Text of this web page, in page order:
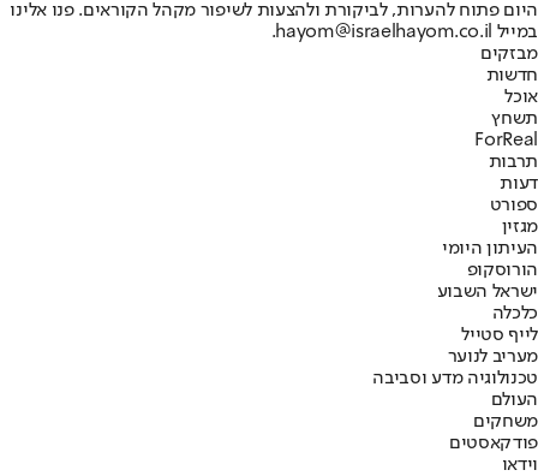
היום פתוח להערות, לביקורת ולהצעות לשיפור מקהל הקוראים. פנו אלינו
במייל hayom@israelhayom.co.il.
מבזקים
חדשות
אוכל
תשחץ
ForReal
תרבות
דעות
ספורט
מגזין
העיתון היומי
הורוסקופ
ישראל השבוע
כלכלה
לייף סטייל
מעריב לנוער
טכנולוגיה מדע וסביבה
העולם
משחקים
פודקאסטים
וידאו